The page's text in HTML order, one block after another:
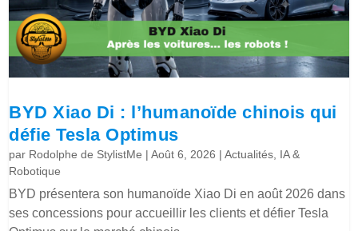
BYD Xiao Di : l’humanoïde chinois qui
défie Tesla Optimus
par Rodolphe de StylistMe |Août 6, 2026 |Actualités IA &
Robotique
BYD présentera son humanoïde Xiao Di en août 2026 dans
ses concessions pour accueillir les clients et défier Tesla